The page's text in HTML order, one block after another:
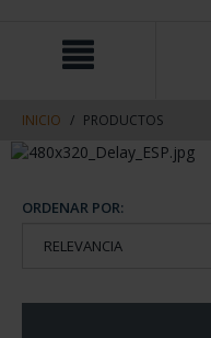
contenido
navegacin
INICIO PRODUCTOS
ORDENAR POR: